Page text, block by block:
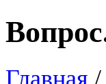
Главная /